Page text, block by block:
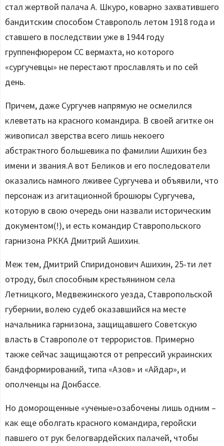
стал жертвой палача А. Шкуро, коварно захватившего
бандитским способом Ставрополь летом 1918 года и
ставшего в последствии уже в 1944 году
группенфюрером СС вермахта, но которого
«сургучевцы» не перестают прославлять и по сей
день.
Причем, даже Сургучев напрямую не осмелился
клеветать на красного командира. В своей агитке он
живописал зверства всего лишь некоего
абстрактного большевика по фамилии Ашихин без
имени и звания.А вот Беликов и его последователи
оказались намного лживее Сургучева и объявили, что
персонаж из агитационной брошюры Сургучева,
которую в свою очередь они назвали историческим
документом(!), и есть командир Ставропольского
гарнизона РККА Дмитрий Ашихин.
Меж тем, Дмитрий Спиридонович Ашихин, 25-ти лет
отроду, был способным крестьянином села
Летницкого, Медвежинского уезда, Ставропольской
губернии, волею судеб оказавшийся на месте
начальника гарнизона, защищавшего Советскую
власть в Ставрополе от террористов. Примерно
также сейчас защищаются от репрессий украинских
бандформирований, типа «Азов» и «Айдар», и
ополченцы на Донбассе.
Но доморощенные «ученые»озабочены лишь одним –
как еще оболгать красного командира, геройски
павшего от рук белогвардейских палачей, чтобы